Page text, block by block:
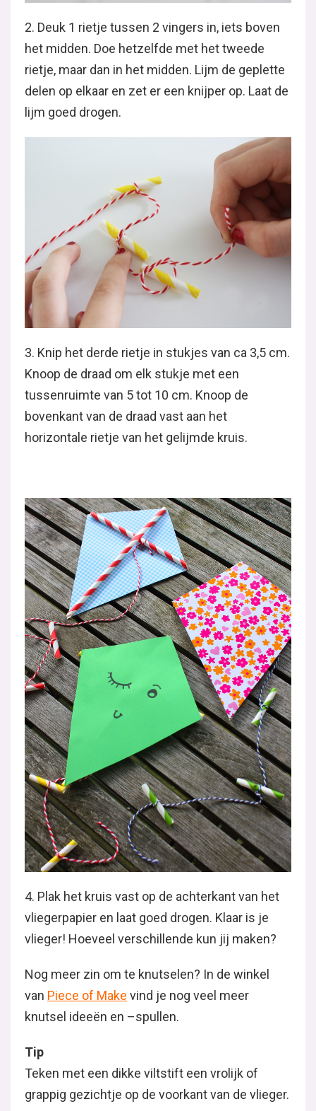
2. Deuk 1 rietje tussen 2 vingers in, iets boven
het midden. Doe hetzelfde met het tweede
rietje, maar dan in het midden. Lijm de geplette
delen op elkaar en zet er een knijper op. Laat de
lijm goed drogen.
3. Knip het derde rietje in stukjes van ca 3,5 cm.
Knoop de draad om elk stukje met een
tussenruimte van 5 tot 10 cm. Knoop de
bovenkant van de draad vast aan het
horizontale rietje van het gelijmde kruis.
4. Plak het kruis vast op de achterkant van het
vliegerpapier en laat goed drogen. Klaar is je
vlieger! Hoeveel verschillende kun jij maken?
Nog meer zin om te knutselen? In de winkel
van Piece of Make vind je nog veel meer
knutsel ideeën en –spullen.
Tip
Teken met een dikke viltstift een vrolijk of
grappig gezichtje op de voorkant van de vlieger.